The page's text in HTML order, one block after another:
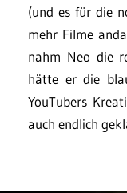
(und es für die
mehr Filme
nahm Neo die
hätte er die
YouTubers
auch endlich